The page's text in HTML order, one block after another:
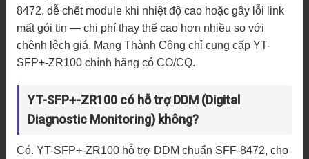
8472, dễ chết module khi nhiệt độ cao hoặc gây lỗi link
mất gói tin — chi phí thay thế cao hơn nhiều so với
chênh lệch giá. Mạng Thành Công chỉ cung cấp YT-
SFP+-ZR100 chính hãng có CO/CQ.
YT-SFP+-ZR100 có hỗ trợ DDM (Digital
Diagnostic Monitoring) không?
Có. YT-SFP+-ZR100 hỗ trợ DDM chuẩn SFF-8472, cho